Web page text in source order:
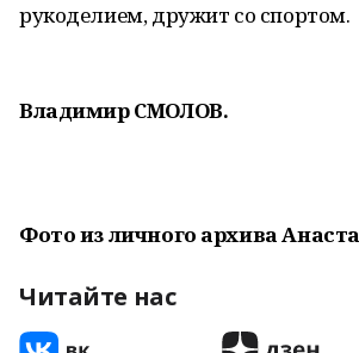
рукоделием, дружит со спортом.
Владимир СМОЛОВ.
Фото из личного архива
Читайте нас